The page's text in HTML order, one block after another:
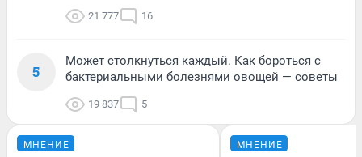
21 777 16
5
Может столкнуться каждый. Как бороться с
бактериальными болезнями овощей — советы
19 837 5
МНЕНИЕ МНЕНИЕ